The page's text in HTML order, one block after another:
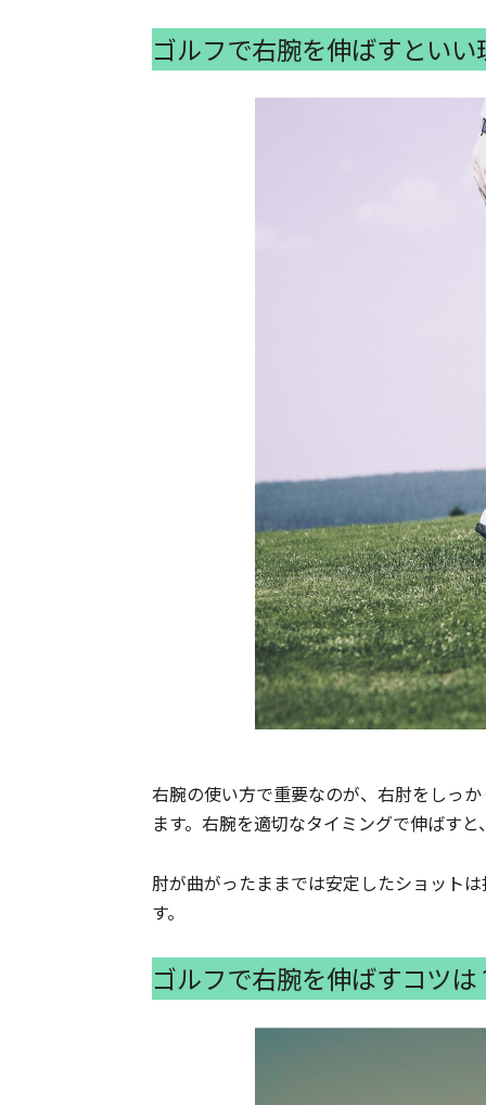
ゴルフで右腕を伸ばすといい
右腕の使い方で重要なのが、右肘をしっ
ます。右腕を適切なタイミングで伸ばす
肘が曲がったままでは安定したショット
す。
ゴルフで右腕を伸ばすコツは